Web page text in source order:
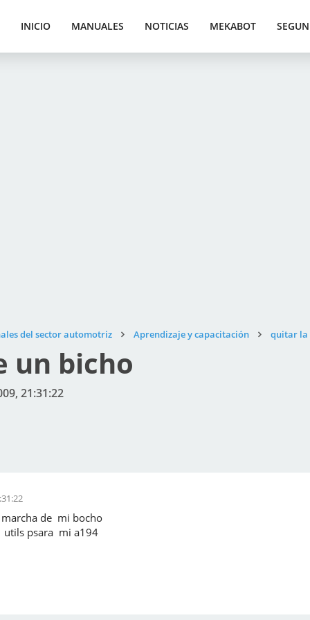
INICIO MANUALES NOTICIAS MEKABOT
del sector automotriz Aprendizaje y capacitación quitar la
un bicho
21:31:22
de mi bocho
psara mi a194